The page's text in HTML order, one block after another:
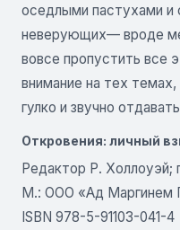
оседлыми пастухами и
неверующих— вроде
вовсе пропустить все
внимание на тех
гулко и звучно
Откровения: личный
Редактор Р. Холлоуэй;
М.: ООО «Ад Маргинем
ISBN 978-5-91103-041-4